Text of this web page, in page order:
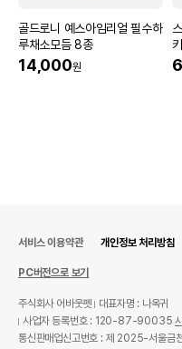
골드로니 예스아임리얼 필수하
루채소모듬 8종
14,000원
서비스 이용약관 개인정보 처리방침
PC버전으로 보기
주식회사 어바웃펫
대표자명 : 나옥귀
사업자 등록번호 : 120-87-90035
통신판매업신고번호 : 제 2025-서울